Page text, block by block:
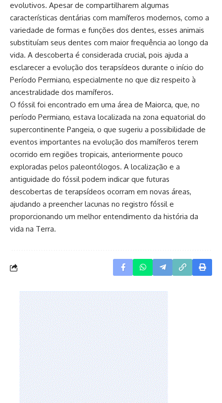
evolutivos. Apesar de compartilharem algumas
características dentárias com mamíferos modernos, como a
variedade de formas e funções dos dentes, esses animais
substituíam seus dentes com maior frequência ao longo da
vida. A descoberta é considerada crucial, pois ajuda a
esclarecer a evolução dos terapsídeos durante o início do
Período Permiano, especialmente no que diz respeito à
ancestralidade dos mamíferos.
O fóssil foi encontrado em uma área de Maiorca, que, no
período Permiano, estava localizada na zona equatorial do
supercontinente Pangeia, o que sugeriu a possibilidade de
eventos importantes na evolução dos mamíferos terem
ocorrido em regiões tropicais, anteriormente pouco
exploradas pelos paleontólogos. A localização e a
antiguidade do fóssil podem indicar que futuras
descobertas de terapsídeos ocorram em novas áreas,
ajudando a preencher lacunas no registro fóssil e
proporcionando um melhor entendimento da história da
vida na Terra.